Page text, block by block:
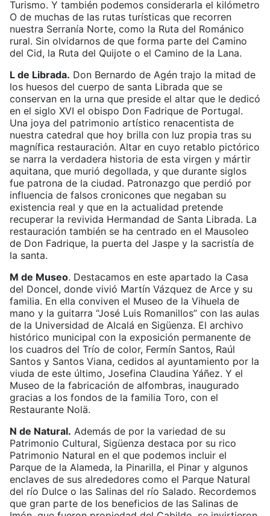
Turismo. Y también podemos considerarla el kilómetro
O de muchas de las rutas turísticas que recorren
nuestra Serranía Norte, como la Ruta del Románico
rural. Sin olvidarnos de que forma parte del Camino
del Cid, la Ruta del Quijote o el Camino de la Lana.
L de Librada. Don Bernardo de Agén trajo la mitad de
los huesos del cuerpo de santa Librada que se
conservan en la urna que preside el altar que le dedicó
en el siglo XVI el obispo Don Fadrique de Portugal.
Una joya del patrimonio artístico renacentista de
nuestra catedral que hoy brilla con luz propia tras su
magnífica restauración. Altar en cuyo retablo pictórico
se narra la verdadera historia de esta virgen y mártir
aquitana, que murió degollada, y que durante siglos
fue patrona de la ciudad. Patronazgo que perdió por
influencia de falsos cronicones que negaban su
existencia real y que en la actualidad pretende
recuperar la revivida Hermandad de Santa Librada. La
restauración también se ha centrado en el Mausoleo
de Don Fadrique, la puerta del Jaspe y la sacristía de
la santa.
M de Museo. Destacamos en este apartado la Casa
del Doncel, donde vivió Martín Vázquez de Arce y su
familia. En ella conviven el Museo de la Vihuela de
mano y la guitarra “José Luis Romanillos” con las aulas
de la Universidad de Alcalá en Sigüenza. El archivo
histórico municipal con la exposición permanente de
los cuadros del Trío de color, Fermín Santos, Raúl
Santos y Santos Viana, cedidos al ayuntamiento por la
viuda de este último, Josefina Claudina Yáñez. Y el
Museo de la fabricación de alfombras, inaugurado
gracias a los fondos de la familia Toro, con el
Restaurante Nolä.
N de Natural. Además de por la variedad de su
Patrimonio Cultural, Sigüenza destaca por su rico
Patrimonio Natural en el que podemos incluir el
Parque de la Alameda, la Pinarilla, el Pinar y algunos
enclaves de sus alrededores como el Parque Natural
del río Dulce o las Salinas del río Salado. Recordemos
que gran parte de los beneficios de las Salinas de